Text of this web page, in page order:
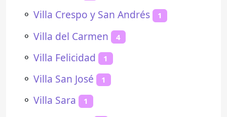
⚬ Villa Crespo y San Andrés 1
⚬ Villa del Carmen 4
⚬ Villa Felicidad 1
⚬ Villa San José 1
⚬ Villa Sara 1